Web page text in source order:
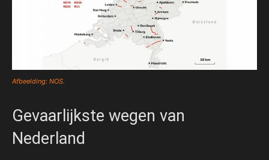
Afbeelding: NOS.
Gevaarlijkste wegen van
Nederland